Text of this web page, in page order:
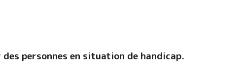
personnes en situation de handicap.